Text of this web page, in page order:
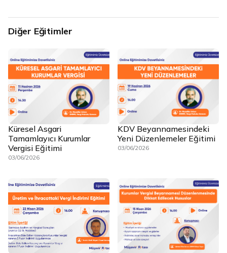
Diğer Eğitimler
Küresel Asgari
Tamamlayıcı Kurumlar
Vergisi Eğitimi
03/06/2026
KDV Beyannamesindeki
Yeni Düzenlemeler Eğitimi
03/06/2026